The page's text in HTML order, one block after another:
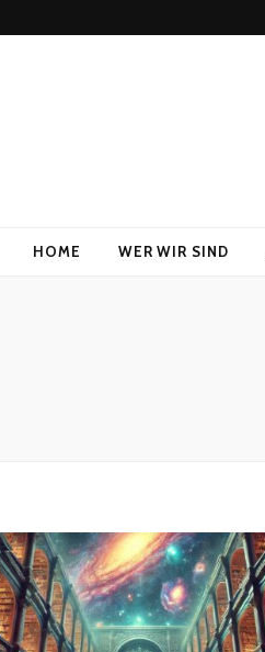
HOME WER WIR SIND